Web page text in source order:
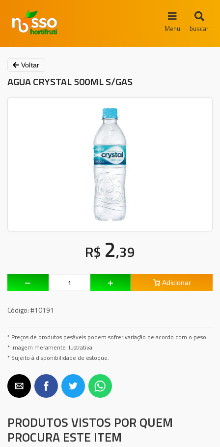
Menu buscar
Voltar
AGUA CRYSTAL 500ML S/GAS
R$ 2,39
Adicionar
Código:#10191
* Preços de produtos pesáveis podem sofrer variação de acordo com o peso.
* Imagem meramente ilustrativa.
* Sujeito à disponibilidade de estoque.
PRODUTOS VISTOS POR QUEM
PROCURA ESTE ITEM